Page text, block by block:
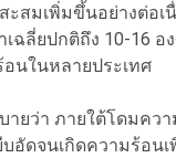
ะสมเพิ่มขึ้นอย่างต่อ
ฉลี่ยปกติถึง 10-16 อง
นในหลายประเทศ
ยว่า ภายใต้โดมคว
อัดจนเกิดความร้อน